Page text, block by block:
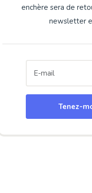
enchère sera de
newsletter
Tenez-